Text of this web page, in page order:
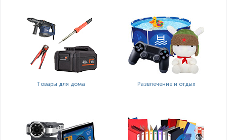
Товары для дома Развлечение и отдых